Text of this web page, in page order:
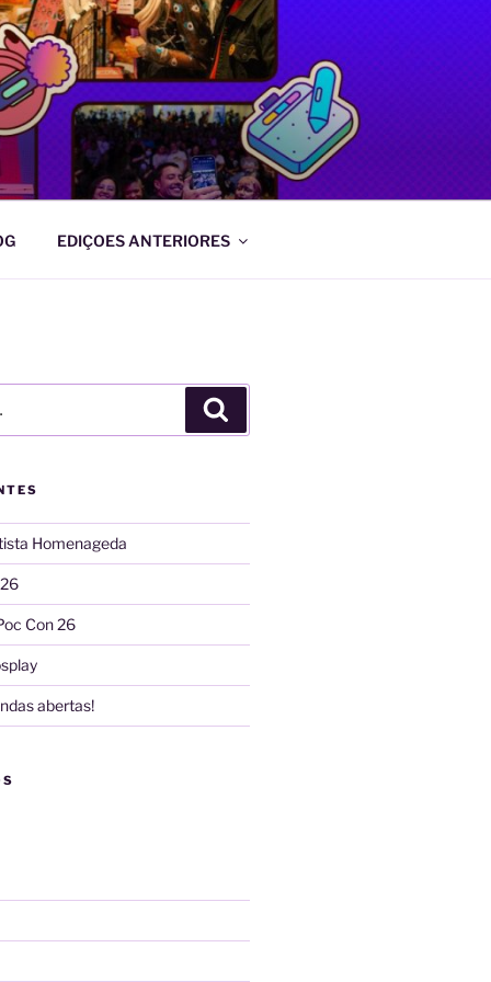
EDIÇOES ANTERIORES
Homenageda
Con 26
abertas!